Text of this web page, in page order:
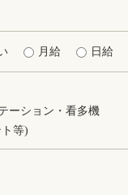
月給 日給
ーション・看多機
等)